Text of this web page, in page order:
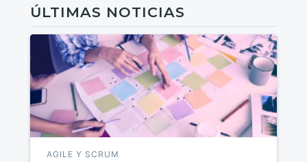
ÚLTIMAS NOTICIAS
AGILE Y SCRUM